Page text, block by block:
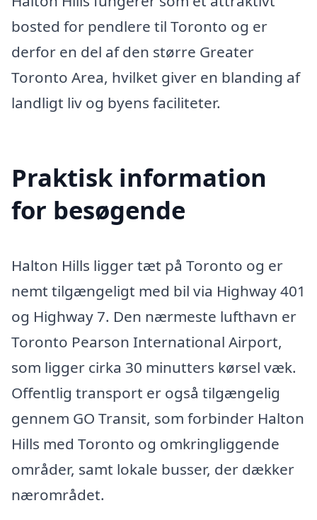
bosted for pendlere til Toronto og er
derfor en del af den større Greater
Toronto Area, hvilket giver en blanding af
landligt liv og byens faciliteter.
Praktisk information
for besøgende
Halton Hills ligger tæt på Toronto og er
nemt tilgængeligt med bil via Highway 401
og Highway 7. Den nærmeste lufthavn er
Toronto Pearson International Airport,
som ligger cirka 30 minutters kørsel væk.
Offentlig transport er også tilgængelig
gennem GO Transit, som forbinder Halton
Hills med Toronto og omkringliggende
områder, samt lokale busser, der dækker
nærområdet.